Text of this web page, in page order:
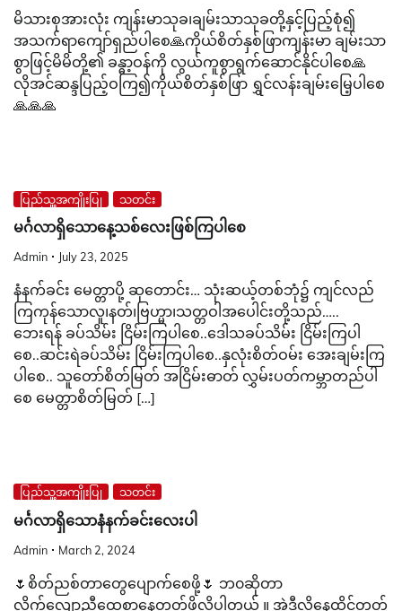
မိသားစုအားလုံး ကျန်းမာသုခ၊ချမ်းသာသုခတို့နှင့်ပြည့်စုံ၍
အသက်ရာကျော်ရှည်ပါစေ🙏ကိုယ်စိတ်နှစ်ဖြာကျန်းမာ ချမ်းသာ
စွာဖြင့်မိမိတို့၏ ခန္ဓာ့ဝန်ကို လွယ်ကူစွာရွက်ဆောင်နိုင်ပါစေ🙏
လိုအင်ဆန္ဒပြည့်ဝကြ၍ကိုယ်စိတ်နှစ်ဖြာ ရွှင်လန်းချမ်းမြေ့ပါစေ
🙏🙏🙏
ပြည်သူ့အကျိုးပြု သတင်း
မင်္ဂလာရှိသောနေ့သစ်လေးဖြစ်ကြပါစေ
Admin July 23, 2025
နံနက်ခင်း မေတ္တာပို့ ဆုတောင်း… သုံးဆယ့်တစ်ဘုံ၌ ကျင်လည်
ကြကုန်သောလူ၊နတ်၊ဗြဟ္မာ၊သတ္တဝါအပေါင်းတို့သည်…..
ဘေးရန် ခပ်သိမ်း ငြိမ်းကြပါစေ..ဒေါသခပ်သိမ်း ငြိမ်းကြပါ
စေ..ဆင်းရဲခပ်သိမ်း ငြိမ်းကြပါစေ..နှလုံးစိတ်ဝမ်း အေးချမ်းကြ
ပါစေ.. သူတော်စိတ်မြတ် အငြိမ်းဓာတ် လွှမ်းပတ်ကမ္ဘာတည်ပါ
စေ မေတ္တာစိတ်မြတ် […]
ပြည်သူ့အကျိုးပြု သတင်း
မင်္ဂလာရှိသောနံနက်ခင်းလေးပါ
Admin March 2, 2024
🌷စိတ်ညစ်တာတွေပျောက်စေဖို့🌷 ဘ၀ဆိုတာ
လိုက်လျောညီထွေစွာနေတတ်ဖို့လိုပါတယ် ။ အဲ့ဒီလိုနေထိုင်တတ်